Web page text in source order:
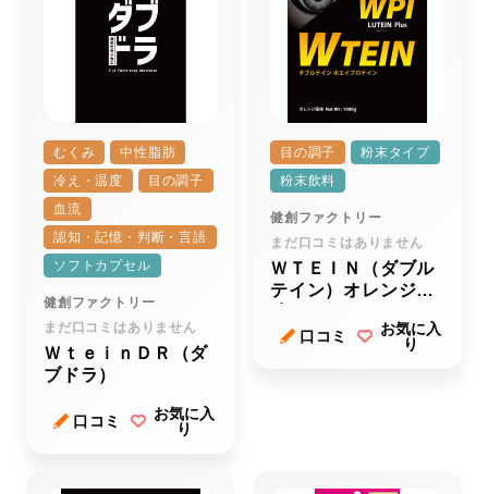
むくみ
中性脂肪
冷え・温度
目の調子
血流
認知・記憶・判断・言語
ソフトカプセル
健創ファクトリー
まだ口コミはありません
ＷｔｅｉｎＤＲ（ダ
ブドラ）
口コミ
お気に入
り
目の調子
粉末タイプ
粉末飲料
健創ファクトリー
まだ口コミはありません
ＷＴＥＩＮ（ダブル
テイン）オレンジ風
口コミ
お気に入
り